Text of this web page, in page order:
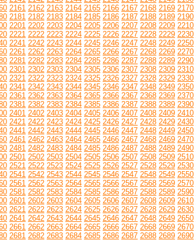
2161 2162 2163 2164 2165 2166 2167 2168 2169 2170
2181 2182 2183 2184 2185 2186 2187 2188 2189 2190
2201 2202 2203 2204 2205 2206 2207 2208 2209 2210
2221 2222 2223 2224 2225 2226 2227 2228 2229 2230
2241 2242 2243 2244 2245 2246 2247 2248 2249 2250
2261 2262 2263 2264 2265 2266 2267 2268 2269 2270
2281 2282 2283 2284 2285 2286 2287 2288 2289 2290
2301 2302 2303 2304 2305 2306 2307 2308 2309 2310
2321 2322 2323 2324 2325 2326 2327 2328 2329 2330
2341 2342 2343 2344 2345 2346 2347 2348 2349 2350
2361 2362 2363 2364 2365 2366 2367 2368 2369 2370
2381 2382 2383 2384 2385 2386 2387 2388 2389 2390
2401 2402 2403 2404 2405 2406 2407 2408 2409 2410
2421 2422 2423 2424 2425 2426 2427 2428 2429 2430
2441 2442 2443 2444 2445 2446 2447 2448 2449 2450
2461 2462 2463 2464 2465 2466 2467 2468 2469 2470
2481 2482 2483 2484 2485 2486 2487 2488 2489 2490
2501 2502 2503 2504 2505 2506 2507 2508 2509 2510
2521 2522 2523 2524 2525 2526 2527 2528 2529 2530
2541 2542 2543 2544 2545 2546 2547 2548 2549 2550
2561 2562 2563 2564 2565 2566 2567 2568 2569 2570
2581 2582 2583 2584 2585 2586 2587 2588 2589 2590
2601 2602 2603 2604 2605 2606 2607 2608 2609 2610
2621 2622 2623 2624 2625 2626 2627 2628 2629 2630
2641 2642 2643 2644 2645 2646 2647 2648 2649 2650
2661 2662 2663 2664 2665 2666 2667 2668 2669 2670
2681 2682 2683 2684 2685 2686 2687 2688 2689 2690